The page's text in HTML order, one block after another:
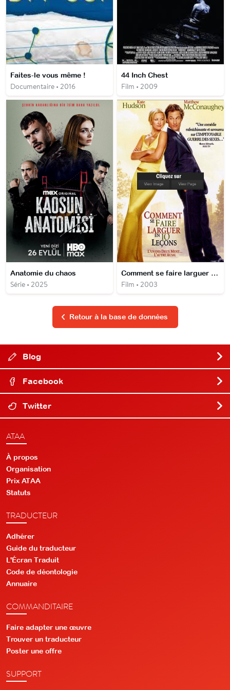
Faites-le vous même !
Documentaire • 2016
44 Inch Chest
Film • 2009
Anatomie du chaos
Série • 2025
Comment se faire larguer en 10 Leçons
Film • 2003
Retour à la base de données
Blog
Facebook
Twitter
ATAA
À propos
Organisation
Prix ATAA
Statuts
TRADUCTEUR
Adhérer
Guide du traducteur
L'Écran Traduit
Code de déontologie
Annuaire
COMMANDITAIRE
Faire adapter une œuvre
Trouver un traducteur
Poster une offre
SUPPORT